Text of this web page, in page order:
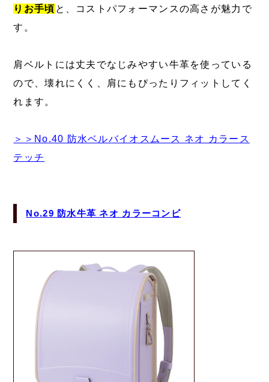
りお手頃 と、コストパフォーマンスの高さが魅力で
す。
肩ベルトには丈夫でなじみやすい牛革を使っている
ので、壊れにくく、肩にもぴったりフィットしてく
れます。
＞＞No.40 防水ベルバイオスムース ネオ カラース
テッチ
No.29 防水牛革 ネオ カラーコンビ